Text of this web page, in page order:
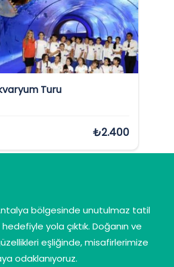
Turu
₺2.400
bölgesinde unutulmaz tatil
yola çıktık. Doğanın ve
eşliğinde, misafirlerimize
odaklanıyoruz.